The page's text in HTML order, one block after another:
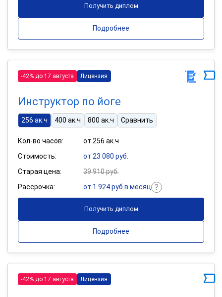
Получить диплом
Подробнее
-42% до 17 августа Лицензия
Инструктор по йоге
256 ак.ч 400 ак.ч 800 ак.ч Сравнить
Кол-во часов:
от 256 ак.ч
Стоимость:
от 23 080 руб.
Старая цена:
39 910 руб.
Рассрочка:
от 1 924 руб в месяц
Получить диплом
Подробнее
-42% до 17 августа Лицензия